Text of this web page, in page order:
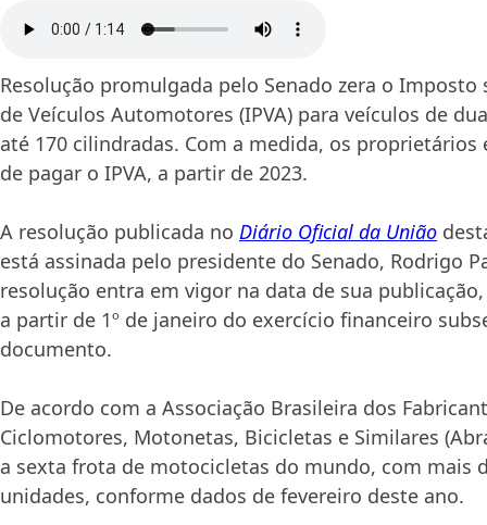
Resolução promulgada pelo Senado zera o Imposto
de Veículos Automotores (IPVA) para veículos de
até 170 cilindradas. Com a medida, os proprietários
de pagar o IPVA, a partir de 2023.
A resolução publicada no Diário Oficial da União
está assinada pelo presidente do Senado, Rodrigo
resolução entra em vigor na data de sua
a partir de 1º de janeiro do exercício financeiro
documento.
De acordo com a Associação Brasileira dos
Ciclomotores, Motonetas, Bicicletas e Similares
a sexta frota de motocicletas do mundo, com mais
unidades, conforme dados de fevereiro deste ano.